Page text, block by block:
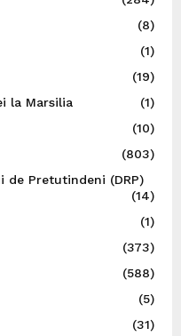
(8)
(1)
(19)
la Marsilia
(1)
(10)
(803)
de Pretutindeni (DRP)
(14)
(1)
(373)
(588)
(5)
(31)